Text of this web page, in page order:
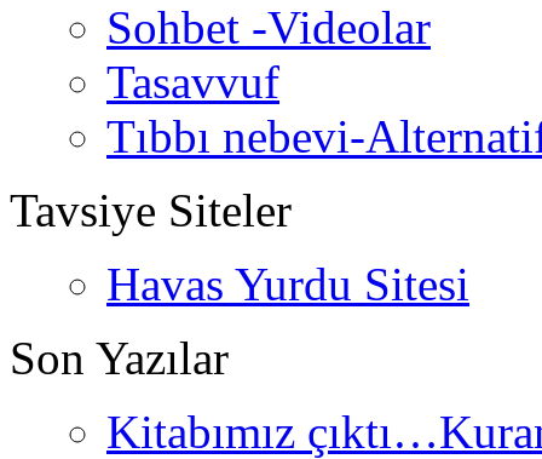
Sohbet -Videolar
Tasavvuf
Tıbbı nebevi-
Tavsiye Siteler
Havas Yurdu Sitesi
Son Yazılar
Kitabımız